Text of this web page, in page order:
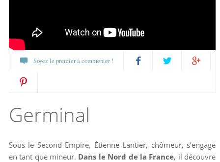
Soyez le premier à commenter !
it
Germinal
Sous le Second Empire, Étienne Lantier, chômeur, s’engage
en tant que mineur. Dans le Nord de la France, il découvre